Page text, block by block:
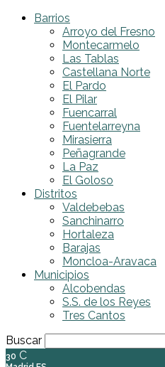
Barrios
Arroyo del Fresno
Montecarmelo
Las Tablas
Castellana Norte
El Pardo
El Pilar
Fuencarral
Fuentelarreyna
Mirasierra
Peñagrande
La Paz
El Goloso
Distritos
Valdebebas
Sanchinarro
Hortaleza
Barajas
Moncloa-Aravaca
Municipios
Alcobendas
S.S. de los Reyes
Tres Cantos
Buscar
30 C